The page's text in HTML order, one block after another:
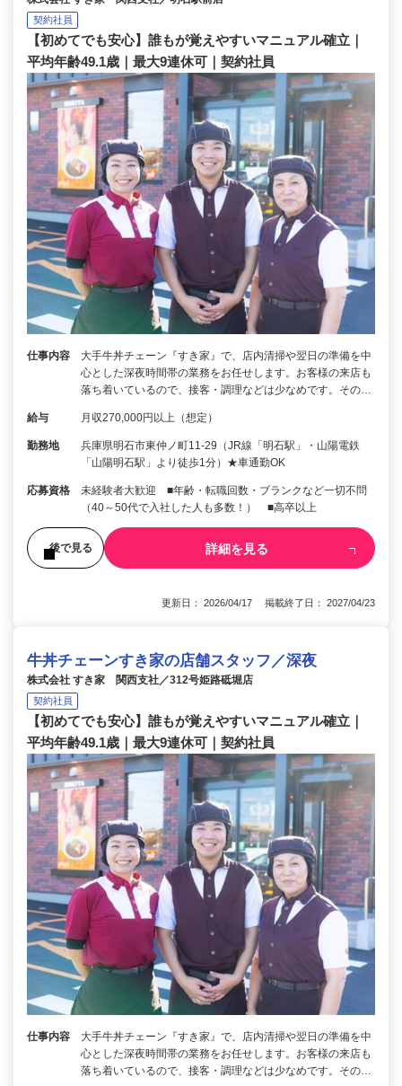
契約社員
【初めてでも安心】誰もが覚えやすいマニュアル確立｜
平均年齢49.1歳｜最大9連休可｜契約社員
仕事内容
大手牛丼チェーン『すき家』で、店内清掃や翌日の準備を中
心とした深夜時間帯の業務をお任せします。お客様の来店も
落ち着いているので、接客・調理などは少なめです。その…
給与 月収270,000円以上（想定）
勤務地
兵庫県明石市東仲ノ町11-29（JR線「明石駅」・山陽電鉄
「山陽明石駅」より徒歩1分）★車通勤OK
応募資格
未経験者大歓迎 ■年齢・転職回数・ブランクなど一切不問
（40～50代で入社した人も多数！） ■高卒以上
後で見る 詳細を見る
更新日： 2026/04/17 掲載終了日： 2027/04/23
牛丼チェーンすき家の店舗スタッフ／深夜
株式会社 すき家 関西支社／312号姫路砥堀店
契約社員
【初めてでも安心】誰もが覚えやすいマニュアル確立｜
平均年齢49.1歳｜最大9連休可｜契約社員
仕事内容
大手牛丼チェーン『すき家』で、店内清掃や翌日の準備を中
心とした深夜時間帯の業務をお任せします。お客様の来店も
落ち着いているので、接客・調理などは少なめです。その…